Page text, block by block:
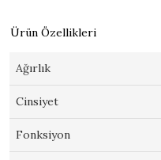
Ürün Özellikleri
Ağırlık
Cinsiyet
Fonksiyon